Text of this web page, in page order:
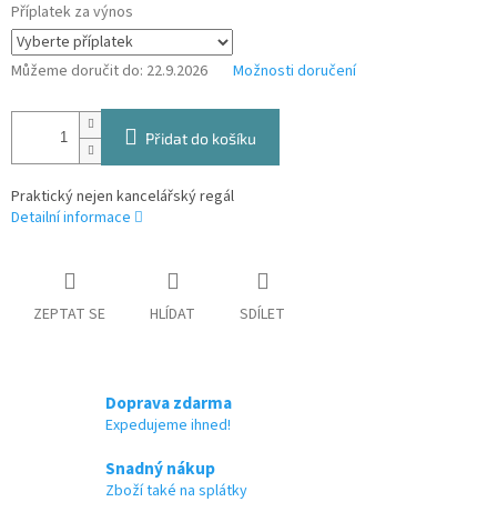
Příplatek za výnos
Můžeme doručit do: 22.9.2026 Možnosti doručení
Přidat do košíku
Praktický nejen kancelářský regál
Detailní informace
ZEPTAT SE HLÍDAT SDÍLET
Doprava zdarma
Expedujeme ihned!
Snadný nákup
Zboží také na splátky